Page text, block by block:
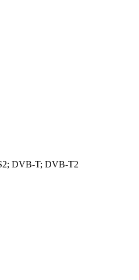
DVB-T; DVB-T2